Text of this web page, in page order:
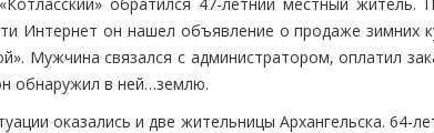
Интернет он нашел объявление о продаже зимних
Мужчина связался с администратором, оплатил
обнаружил в ней…землю.
оказались и две жительницы Архангельска. 64-